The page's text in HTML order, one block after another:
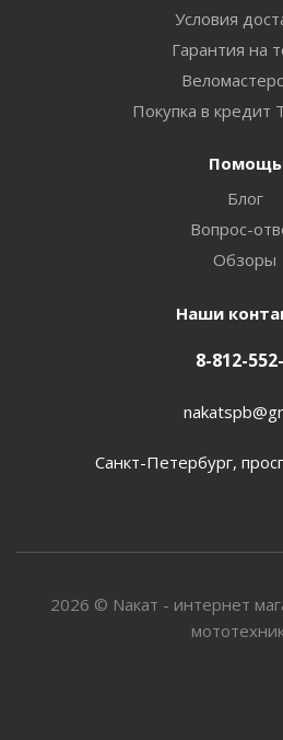
Условия
Гарантия на
Покупка в кредит
Помощь
Блог
Вопрос-
Обзоры
Наши
8-812-
Санкт-Петербург,
2026 © Nакат - интернет